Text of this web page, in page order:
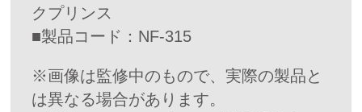
クプリンス
■製品コード：NF-315
※画像は監修中のもので、実際の製品と
は異なる場合があります。